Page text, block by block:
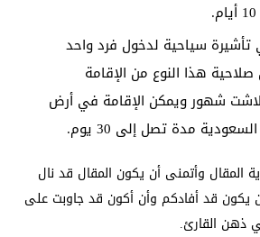
تأشيرة سياحية لدخول فرد واحد
هذا النوع من الإقامة
شهور ويمكن الإقامة في أرض
مدة تصل إلى 30 يوم.
المقال وأتمنى أن يكون المقال قد نال
يكون قد أفادكم وأن أكون قد جاوبت على
ذهن القارئ.